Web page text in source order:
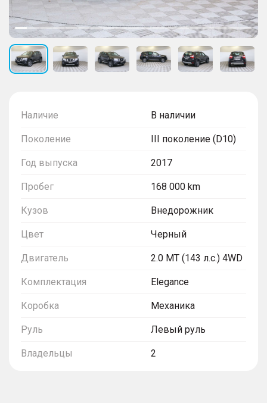
Наличие В наличии
Поколение III поколение (D10)
Год выпуска 2017
Пробег 168 000 km
Кузов Внедорожник
Цвет Черный
Двигатель 2.0 MT (143 л.с.) 4WD
Комплектация Elegance
Коробка Механика
Руль Левый руль
Владельцы 2